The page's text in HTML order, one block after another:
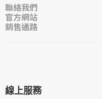
聯絡我們
官方網站
銷售通路
線上服務